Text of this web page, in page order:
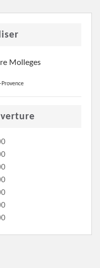
Molleges